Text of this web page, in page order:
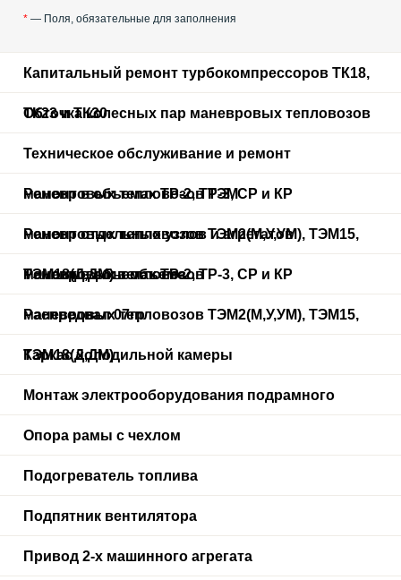
* — Поля, обязательные для заполнения
Капитальный ремонт турбокомпрессоров ТК18,
ТК23 и ТК30
Обточка колесных пар маневровых тепловозов
Техническое обслуживание и ремонт
маневровых тепловозов ТЭМ
Ремонт в объемах ТР-2, ТР-3, СР и КР
маневровых тепловозов ТЭМ2(М,У,УМ), ТЭМ15,
ТЭМ18(Д,ДМ) в объеме
Ремонт отдельных узлов и агрегатов
маневровых тепловозов
Ремонт в объемах ТР-2, ТР-3, СР и КР
маневровых тепловозов ТЭМ2(М,У,УМ), ТЭМ15,
ТЭМ18(Д,ДМ)
Распредвал 07гр
Каркас холодильной камеры
Монтаж электрооборудования подрамного
Опора рамы с чехлом
Подогреватель топлива
Подпятник вентилятора
Привод 2-х машинного агрегата